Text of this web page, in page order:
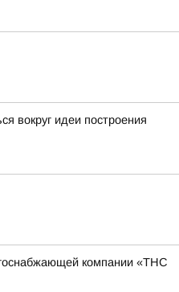
вокруг идеи построения
компании «ТНС